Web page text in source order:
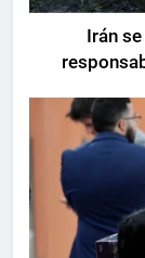
Irán